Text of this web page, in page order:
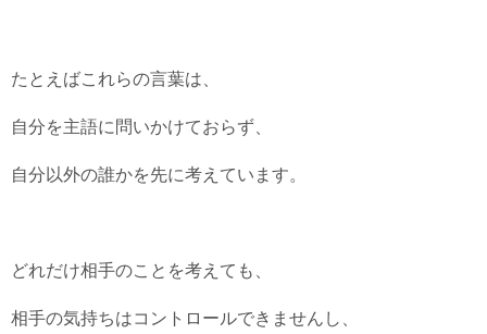
たとえばこれらの言葉は、
自分を主語に問いかけておらず、
自分以外の誰かを先に考えています。
どれだけ相手のことを考えても、
相手の気持ちはコントロールできませんし、